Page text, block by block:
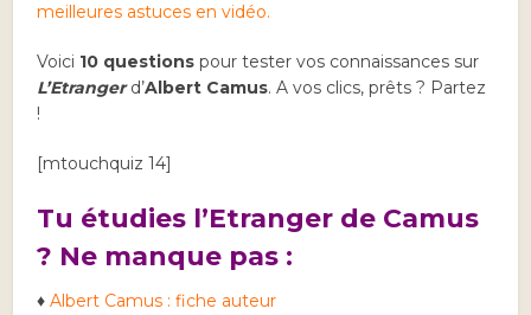
meilleures astuces en vidéo.
Voici 10 questions pour tester vos connaissances sur
L’Etrangerd’Albert Camus. A vos clics, prêts ? Partez
!
[mtouchquiz 14]
Tu étudies l’Etranger de Camus
? Ne manque pas :
♦Albert Camus : fiche auteur